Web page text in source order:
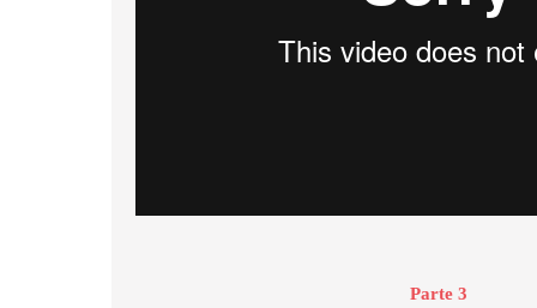
Parte 3